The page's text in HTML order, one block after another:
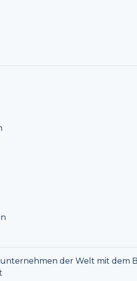
der Welt mit dem